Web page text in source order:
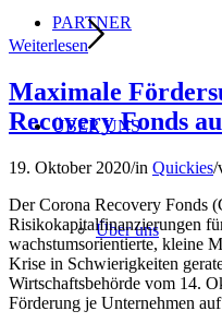
PARTNER
ÜBER UNS
Über uns
Weiterlesen
Maximale
Recovery Fonds
19. Oktober 2020/in Quickies/
Der Corona Recovery Fonds
Risikokapitalfinanzierungen
wachstumsorientierte, kleine
Krise in Schwierigkeiten
Wirtschaftsbehörde vom 14.
Förderung je Unternehmen